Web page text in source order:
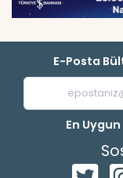
E-Posta
En